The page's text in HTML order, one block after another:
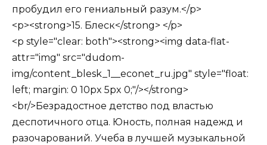
пробудил его гениальный разум.</p>
<p><strong>15. Блеск</strong> </p>
<p style="clear: both"><strong><img data-flat-
attr="img" src="dudom-
img/content_blesk_1__econet_ru.jpg" style="float:
left; margin: 0 10px 5px 0;"/></strong>
<br/>Безрадостное детство под властью
деспотичного отца. Юность, полная надежд и
разочарований. Учеба в лучшей музыкальной